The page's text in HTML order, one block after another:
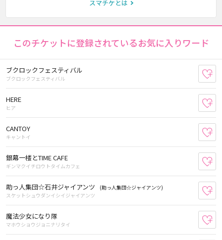
スマチケとは
このチケットに登録されているお気に入りワード
ブクロックフェスティバル
ブクロックフェスティバル
HERE
ヒア
CANTOY
キャントイ
銀幕一楼とTIME CAFE
ギンマクイチロウトタイムカフェ
助っ人集団☆石井ジャイアンツ
(助っ人集団☆ジャイアンツ)
スケットシュウダンイシイジャイアンツ
魔法少女になり隊
マホウショウジョニナリタイ